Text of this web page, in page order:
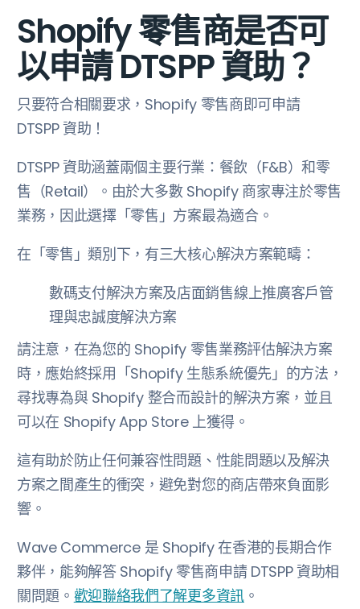
Shopify 零售商是否可
以申請 DTSPP 資助？
只要符合相關要求，Shopify 零售商即可申請
DTSPP 資助！
DTSPP 資助涵蓋兩個主要行業：餐飲（F&B）和零
售（Retail）。由於大多數 Shopify 商家專注於零售
業務，因此選擇「零售」方案最為適合。
在「零售」類別下，有三大核心解決方案範疇：
數碼支付解決方案及店面銷售線上推廣客戶管
理與忠誠度解決方案
請注意，在為您的 Shopify 零售業務評估解決方案
時，應始終採用「Shopify 生態系統優先」的方法，
尋找專為與 Shopify 整合而設計的解決方案，並且
可以在 Shopify App Store 上獲得。
這有助於防止任何兼容性問題、性能問題以及解決
方案之間產生的衝突，避免對您的商店帶來負面影
響。
Wave Commerce 是 Shopify 在香港的長期合作
夥伴，能夠解答 Shopify 零售商申請 DTSPP 資助相
關問題。 歡迎聯絡我們了解更多資訊。